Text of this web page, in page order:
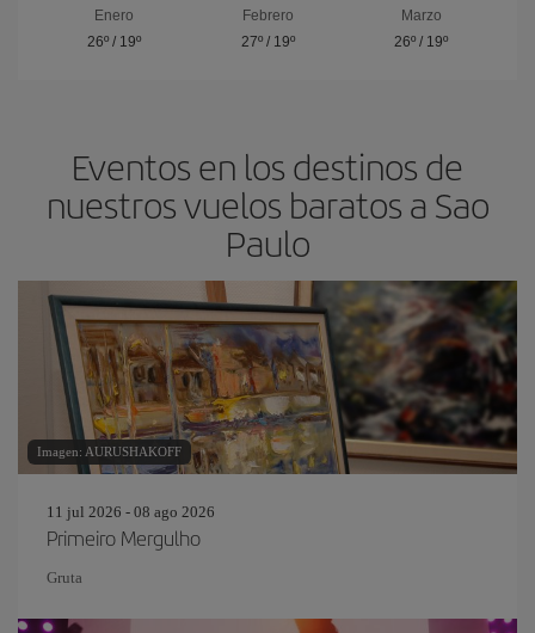
Enero
26º/ 19º
Febrero
27º/ 19º
Marzo
26º / 19º
Eventos en los destinos de
nuestros vuelos baratos a Sao
Paulo
Imagen: AURUSHAKOFF
11 jul 2026 - 08 ago 2026
Primeiro Mergulho
Gruta